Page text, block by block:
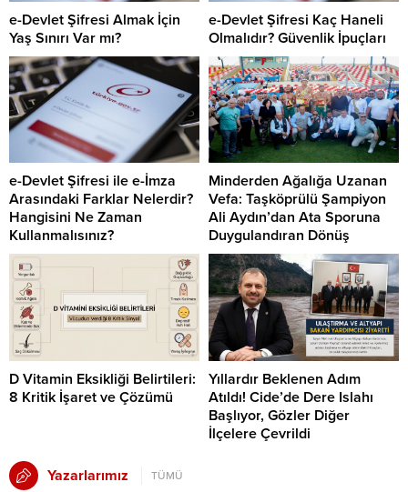
e-Devlet Şifresi Almak İçin
Yaş Sınırı Var mı?
e-Devlet Şifresi Kaç Haneli
Olmalıdır? Güvenlik İpuçları
e-Devlet Şifresi ile e-İmza
Arasındaki Farklar Nelerdir?
Hangisini Ne Zaman
Kullanmalısınız?
Minderden Ağalığa Uzanan
Vefa: Taşköprülü Şampiyon
Ali Aydın’dan Ata Sporuna
Duygulandıran Dönüş
D Vitamin Eksikliği Belirtileri:
8 Kritik İşaret ve Çözümü
Yıllardır Beklenen Adım
Atıldı! Cide’de Dere Islahı
Başlıyor, Gözler Diğer
İlçelere Çevrildi
Yazarlarımız TÜMÜ